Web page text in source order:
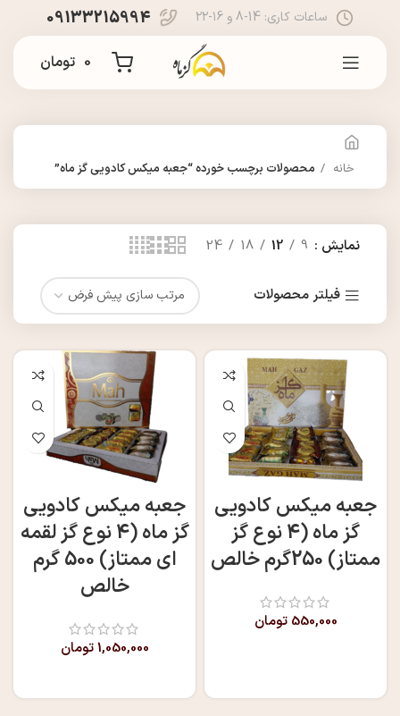
ساعات کاری: 14-8 و ۱6-۲۲ 09133215994
0 تومان
خانه محصولات برچسب خورده “جعبه میکس کادویی گز ماه”
نمایش 9
12
18
24
فیلتر محصولات
جعبه میکس کادویی
گز ماه (4 نوع گز
ممتاز) 250گرم خالص
550,000 تومان
جعبه میکس کادویی
گز ماه (4 نوع گز لقمه
ای ممتاز) 500 گرم
خالص
1,050,000تومان